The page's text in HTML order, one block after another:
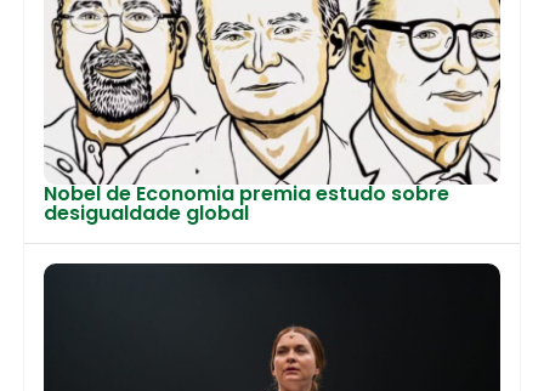
Nobel de Economia premia estudo sobre
desigualdade global